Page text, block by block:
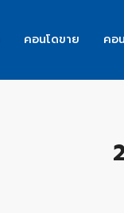
คอนโดขาย คอ